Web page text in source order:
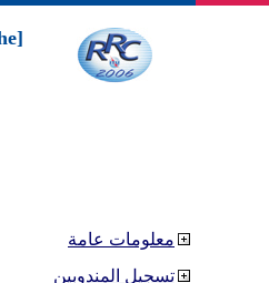
معلومات عامة
تسجيل المندوبين